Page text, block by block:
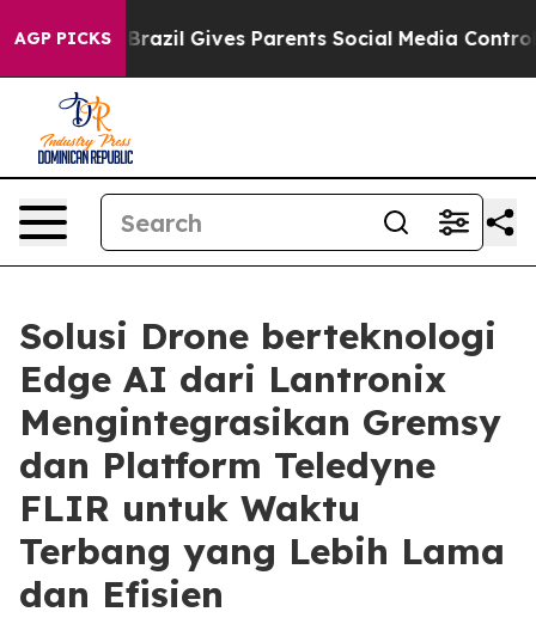
AGP PICKS
Brazil Gives Parents Social Media Controls for
Solusi Drone berteknologi
Edge AI dari Lantronix
Mengintegrasikan Gremsy
dan Platform Teledyne
FLIR untuk Waktu
Terbang yang Lebih Lama
dan Efisien